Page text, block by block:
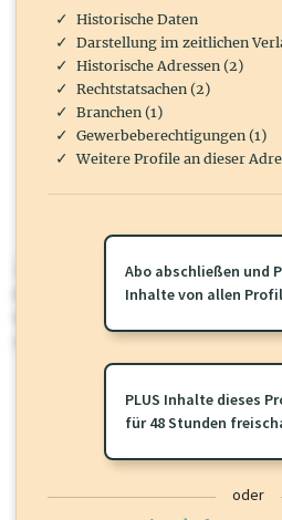
wirtschaft.at PLUS
Für dieses Profil gibt es zusätzliche
oder loggen Sie sich ein um diese
Historische Daten
Darstellung im zeitlichen
Historische Adressen (2)
Rechtstatsachen (2)
Branchen (1)
Gewerbeberechtigungen (1)
Weitere Profile an dieser
Abo abschließen und
Inhalte von allen
PLUS Inhalte dieses
für 48 Stunden
oder